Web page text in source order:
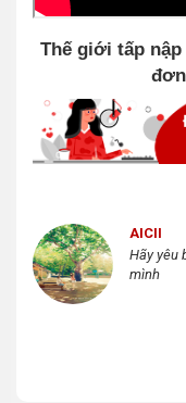
Thế giới tấp
AICII
Hãy yêu
mình